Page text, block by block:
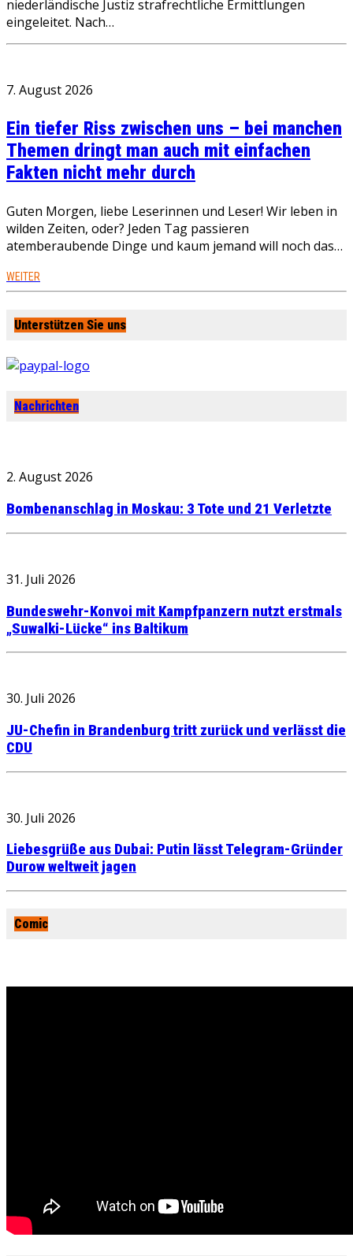
niederländische Justiz strafrechtliche Ermittlungen
eingeleitet. Nach…
7. August 2026
Ein tiefer Riss zwischen uns – bei manchen
Themen dringt man auch mit einfachen
Fakten nicht mehr durch
Guten Morgen, liebe Leserinnen und Leser! Wir leben in
wilden Zeiten, oder? Jeden Tag passieren
atemberaubende Dinge und kaum jemand will noch das…
WEITER
Unterstützen Sie uns
Nachrichten
2. August 2026
Bombenanschlag in Moskau: 3 Tote und 21 Verletzte
31. Juli 2026
Bundeswehr-Konvoi mit Kampfpanzern nutzt erstmals
„Suwalki-Lücke“ ins Baltikum
30. Juli 2026
JU-Chefin in Brandenburg tritt zurück und verlässt die
CDU
30. Juli 2026
Liebesgrüße aus Dubai: Putin lässt Telegram-Gründer
Durow weltweit jagen
Comic